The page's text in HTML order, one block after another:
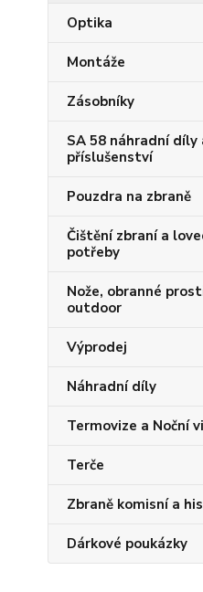
Optika
Montáže
Zásobníky
SA 58 náhradní díly
příslušenství
Pouzdra na zbraně
Čištění zbraní a
potřeby
Nože, obranné
outdoor
Výprodej
Náhradní díly
Termovize a Noční
Terče
Zbraně komisní a
Dárkové poukázky